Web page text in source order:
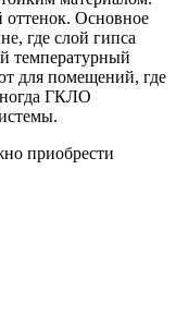
Основное
где слой гипса
температурный
для помещений, где
ГКЛО
приобрести